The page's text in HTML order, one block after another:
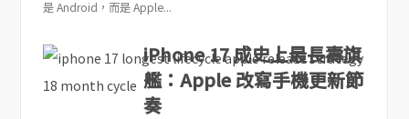
是 Android，而是 Apple...
iPhone 17 成史上最長壽旗
艦：Apple 改寫手機更新節
奏